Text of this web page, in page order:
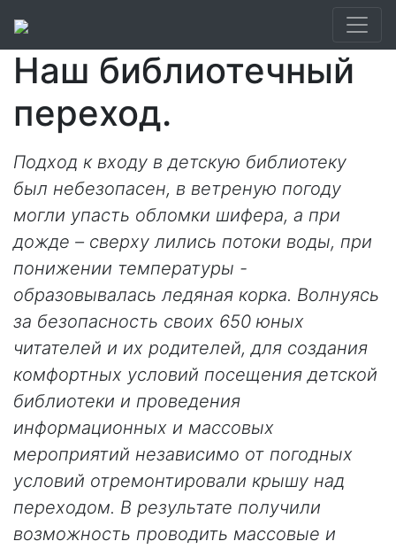
Наш библиотечный
переход.
Подход к входу в детскую библиотеку
был небезопасен, в ветреную погоду
могли упасть обломки шифера, а при
дожде – сверху лились потоки воды, при
понижении температуры -
образовывалась ледяная корка. Волнуясь
за безопасность своих 650 юных
читателей и их родителей, для создания
комфортных условий посещения детской
библиотеки и проведения
информационных и массовых
мероприятий независимо от погодных
условий отремонтировали крышу над
переходом. В результате получили
возможность проводить массовые и